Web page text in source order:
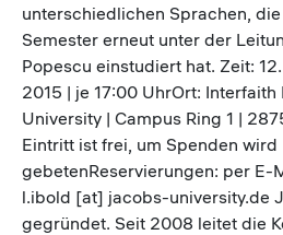
unterschiedlichen Sprachen,
Semester erneut unter der
Popescu einstudiert hat. Zeit:
2015 | je 17:00 UhrOrt:
University | Campus Ring 1 |
Eintritt ist frei, um Spenden wird
gebetenReservierungen: per E-
l.ibold [at] jacobs-university.de
gegründet. Seit 2008 leitet die